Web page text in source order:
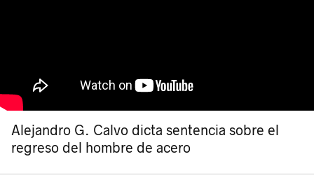
Alejandro G. Calvo dicta sentencia sobre el
regreso del hombre de acero